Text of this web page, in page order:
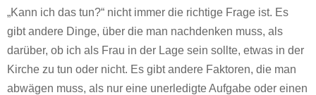
„Kann ich das tun?“ nicht immer die richtige Frage ist. Es
gibt andere Dinge, über die man nachdenken muss, als
darüber, ob ich als Frau in der Lage sein sollte, etwas in der
Kirche zu tun oder nicht. Es gibt andere Faktoren, die man
abwägen muss, als nur eine unerledigte Aufgabe oder einen